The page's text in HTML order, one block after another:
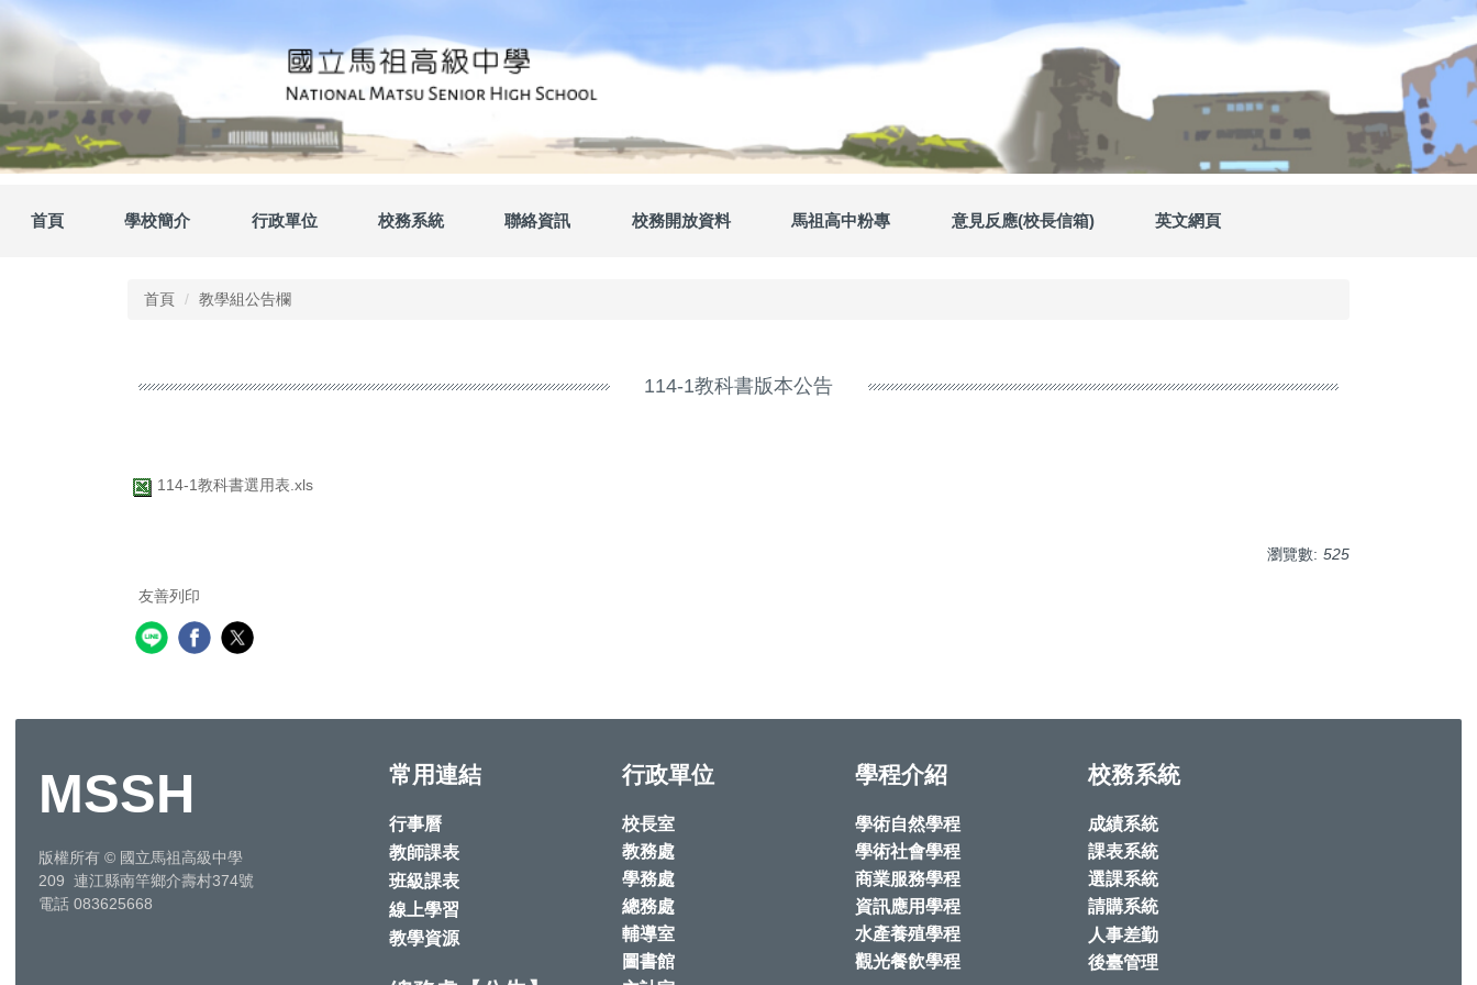
內
容
區
首頁 學校簡介 行政單位 校務系統 聯絡資訊 校務開放資料 馬祖高中粉專 意見反應(校長信箱) 英文網頁
首頁 教學組公告欄
114-1教科書版本公告
114-1教科書選用表.xls
瀏覽數: 525
友善列印
MSSH
版權所有 © 國立馬祖高級中學
209 連江縣南竿鄉介壽村374號
電話 083625668
常用連結
行事曆
教師課表
班級課表
線上學習
教學資源
行政單位
校長室
教務處
學務處
總務處
輔導室
圖書館
學程介紹
學術自然學程
學術社會學程
商業服務學程
資訊應用學程
水產養殖學程
觀光餐飲學程
校務系統
成績系統
課表系統
選課系統
請購系統
人事差勤
後臺管理